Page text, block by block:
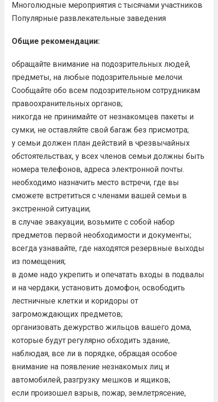
Многолюдные мероприятия с тысячами участников
Популярные развлекательные заведения
Общие рекомендации:
обращайте внимание на подозрительных людей,
предметы, на любые подозрительные мелочи.
Сообщайте обо всем подозрительном сотрудникам
правоохранительных органов;
никогда не принимайте от незнакомцев пакеты и
сумки, не оставляйте свой багаж без присмотра;
у семьи должен план действий в чрезвычайных
обстоятельствах, у всех членов семьи должны быть
номера телефонов, адреса электронной почты.
необходимо назначить место встречи, где вы
сможете встретиться с членами вашей семьи в
экстренной ситуации;
в случае эвакуации, возьмите с собой набор
предметов первой необходимости и документы;
всегда узнавайте, где находятся резервные выходы
из помещения;
в доме надо укрепить и опечатать входы в подвалы
и на чердаки, установить домофон, освободить
лестничные клетки и коридоры от
загромождающих предметов;
организовать дежурство жильцов вашего дома,
которые будут регулярно обходить здание,
наблюдая, все ли в порядке, обращая особое
внимание на появление незнакомых лиц и
автомобилей, разгрузку мешков и ящиков;
если произошел взрыв, пожар, землетрясение,